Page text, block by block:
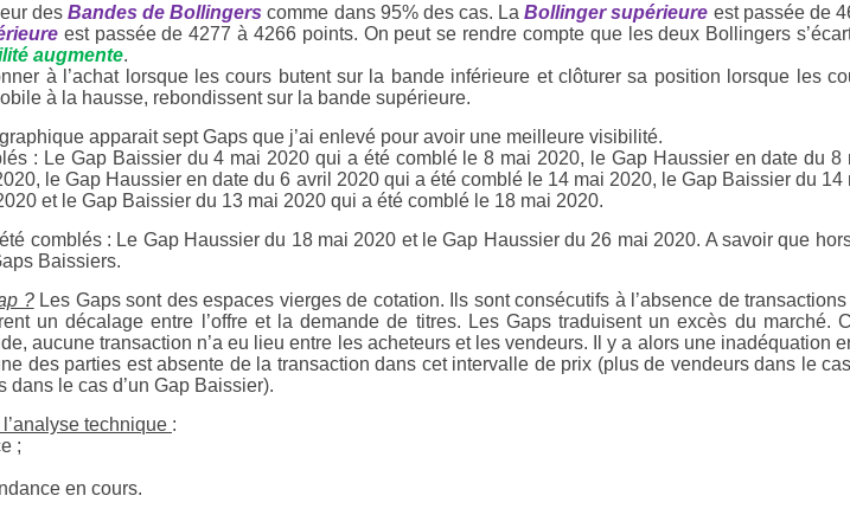
des Bandes de Bollingers comme dans 95% des cas. LaBollinger supérieure est passée de
est passée de 4277 à 4266 points. On peut se rendre compte que les deux Bollingers
augmente.
à l’achat lorsque les cours butent sur la bande inférieure et clôturer sa position lorsque les
à la hausse, rebondissent sur la bande supérieure.
apparait sept Gaps que j’ai enlevé pour avoir une meilleure visibilité.
: Le Gap Baissier du 4 mai 2020 qui a été comblé le 8 mai 2020, le Gap Haussier en date du 8
le Gap Haussier en date du 6 avril 2020 qui a été comblé le 14 mai 2020, le Gap Baissier du 14
et le Gap Baissier du 13 mai 2020 qui a été comblé le 18 mai 2020.
comblés : Le Gap Haussier du 18 mai 2020 et le Gap Haussier du 26 mai 2020. A savoir que
Baissiers.
?Les Gaps sont des espaces vierges de cotation. Ils sont consécutifs à l’absence de
un décalage entre l’offre et la demande de titres. Les Gaps traduisent un excès du marché.
aucune transaction n’a eu lieu entre les acheteurs et les vendeurs. Il y a alors une inadéquation
des parties est absente de la transaction dans cet intervalle de prix (plus de vendeurs dans le
dans le cas d’un Gap Baissier).
technique :
;
en cours.